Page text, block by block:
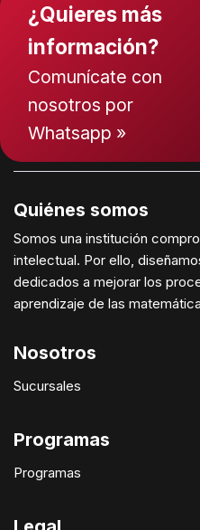
¿Quieres más
información?
Comunícate con
nosotros por
Whatsapp »
Quiénes somos
Somos una institución
intelectual. Por ello,
dedicados a mejorar los
aprendizaje de las
Nosotros
Sucursales
Programas
Programas